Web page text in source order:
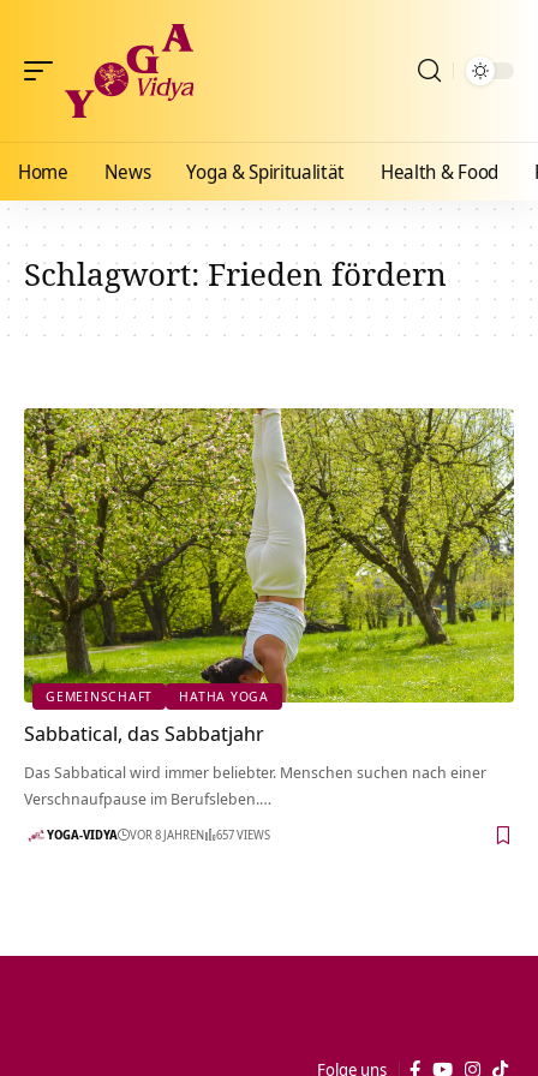
Home News Yoga & Spiritualität Health & Food
Schlagwort:Frieden fördern
GEMEINSCHAFT HATHA YOGA
Sabbatical, das Sabbatjahr
Das Sabbatical wird immer beliebter. Menschen suchen nach einer
Verschnaufpause im Berufsleben.…
YOGA-VIDYA VOR 8 JAHREN 657 VIEWS
Folge uns